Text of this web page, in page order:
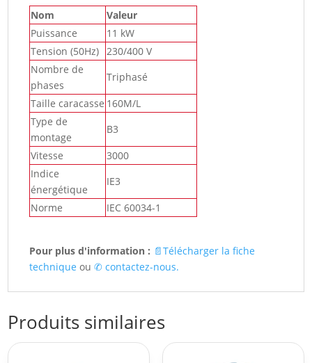
Nom
Valeur
Puissance
11 kW
Tension (50Hz)
230/400 V
Nombre de
phases
Triphasé
Taille caracasse 160M/L
Type de
montage
B3
Vitesse
3000
Indice
énergétique
IE3
Norme
IEC 60034-1
Pour plus d'information : 📄Télécharger la fiche
technique ou✆ contactez-nous.
Produits similaires